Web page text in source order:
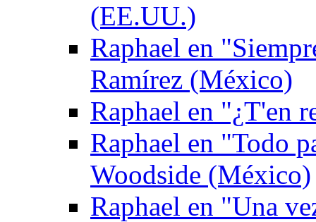
(EE.UU.)
Raphael en
Ramírez (México)
Raphael en "¿T'en
Raphael en "Todo
Woodside (México)
Raphael en "Una